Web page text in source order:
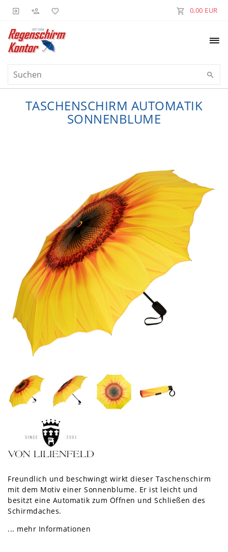
0,00 EUR
TASCHENSCHIRM AUTOMATIK
SONNENBLUME
Freundlich und beschwingt wirkt dieser Taschenschirm
mit dem Motiv einer Sonnenblume. Er ist leicht und
besitzt eine Automatik zum Öffnen und Schließen des
Schirmdaches.
... mehr Informationen